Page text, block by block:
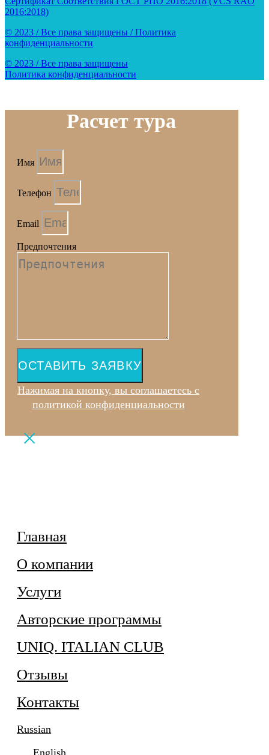
2016:2018)
© 2023 / Все права защищены / Политика
конфиденциальности
© 2023 / Все права защищены
Политика конфиденциальности
Расчет тура
Имя
Телефон
Email
Предпочтения
ОСТАВИТЬ ЗАЯВКУ
Нажимая на кнопку, вы соглашаетесь с
политикой конфиденциальности
Главная
О компании
Услуги
Авторские программы
UNIQ. ITALIAN CLUB
Отзывы
Контакты
Russian